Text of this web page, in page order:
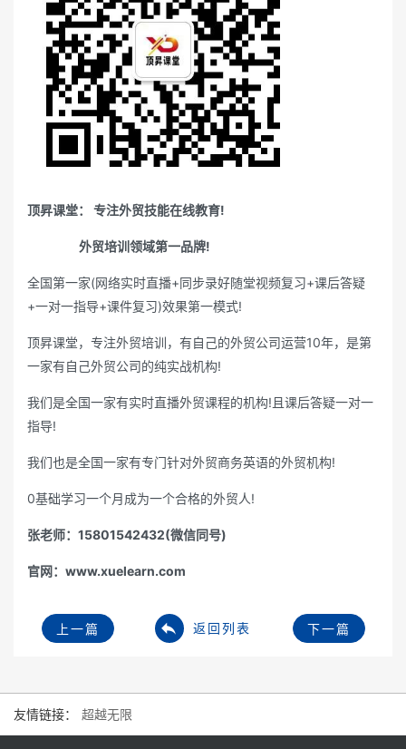
顶昇课堂： 专注外贸技能在线教育!
外贸培训领域第一品牌!
全国第一家(网络实时直播+同步录好随堂视频复习+课后答疑
+一对一指导+课件复习)效果第一模式!
顶昇课堂，专注外贸培训，有自己的外贸公司运营10年，是第
一家有自己外贸公司的纯实战机构!
我们是全国一家有实时直播外贸课程的机构!且课后答疑一对一
指导!
我们也是全国一家有专门针对外贸商务英语的外贸机构!
0基础学习一个月成为一个合格的外贸人!
张老师：15801542432(微信同号)
官网：www.xuelearn.com
上一篇 返回列表 下一篇
友情链接： 超越无限